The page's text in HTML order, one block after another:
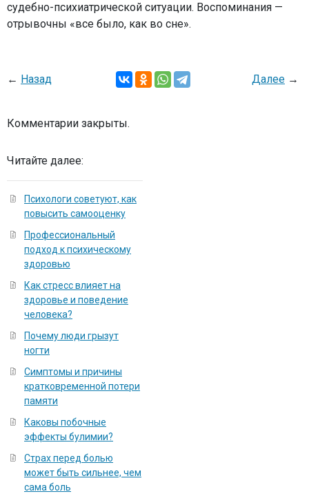
судебно-психиатрической ситуации. Воспоминания —
отрывочны «все было, как во сне».
← Назад Далее →
Комментарии закрыты.
Читайте далее:
Психологи советуют, как
повысить самооценку
Профессиональный
подход к психическому
здоровью
Как стресс влияет на
здоровье и поведение
человека?
Почему люди грызут
ногти
Симптомы и причины
кратковременной потери
памяти
Каковы побочные
эффекты булимии?
Страх перед болью
может быть сильнее, чем
сама боль